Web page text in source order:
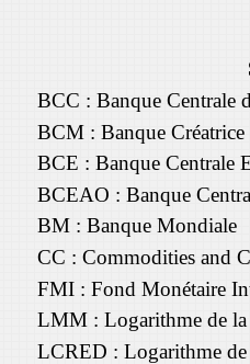
BCC : Banque Centrale
BCM : Banque
BCE : Banque Centrale
BCEAO : Banque
BM : Banque Mondiale
CC : Commodities and
FMI : Fond Monétaire
LMM : Logarithme de la
LCRED : Logarithme